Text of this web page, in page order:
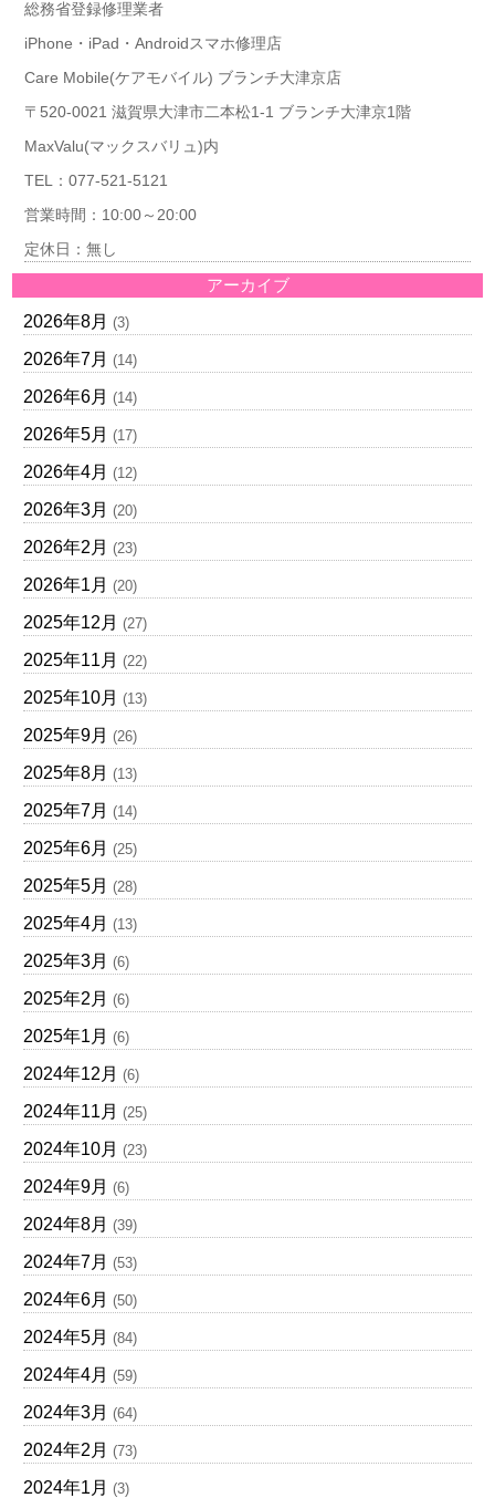
総務省登録修理業者
iPhone・iPad・Androidスマホ修理店
Care Mobile(ケアモバイル) ブランチ大津京店
〒520-0021 滋賀県大津市二本松1-1 ブランチ大津京1階
MaxValu(マックスバリュ)内
TEL：077-521-5121
営業時間：10:00～20:00
定休日：無し
アーカイブ
2026年8月 (3)
2026年7月 (14)
2026年6月 (14)
2026年5月 (17)
2026年4月 (12)
2026年3月 (20)
2026年2月 (23)
2026年1月 (20)
2025年12月 (27)
2025年11月 (22)
2025年10月 (13)
2025年9月 (26)
2025年8月 (13)
2025年7月 (14)
2025年6月 (25)
2025年5月 (28)
2025年4月 (13)
2025年3月 (6)
2025年2月 (6)
2025年1月 (6)
2024年12月 (6)
2024年11月 (25)
2024年10月 (23)
2024年9月 (6)
2024年8月 (39)
2024年7月 (53)
2024年6月 (50)
2024年5月 (84)
2024年4月 (59)
2024年3月 (64)
2024年2月 (73)
2024年1月 (3)